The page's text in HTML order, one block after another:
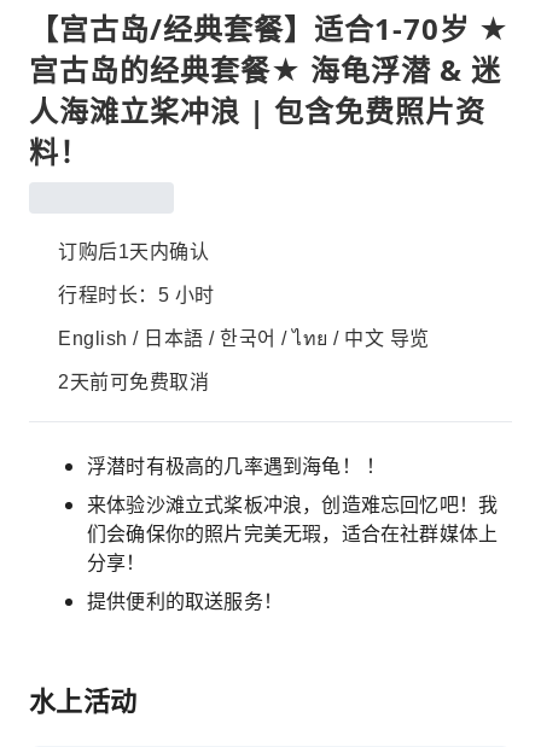
【宫古岛/经典套餐】适合1-70岁 ★
宫古岛的经典套餐★ 海龟浮潜 & 迷
人海滩立桨冲浪 | 包含免费照片资
料！
订购后1天内确认
行程时长：5 小时
English / 日本語 / 한국어 / ไทย / 中文 导览
2天前可免费取消
浮潜时有极高的几率遇到海龟！ ！
来体验沙滩立式桨板冲浪，创造难忘回忆吧！我
们会确保你的照片完美无瑕，适合在社群媒体上
分享！
提供便利的取送服务！
水上活动